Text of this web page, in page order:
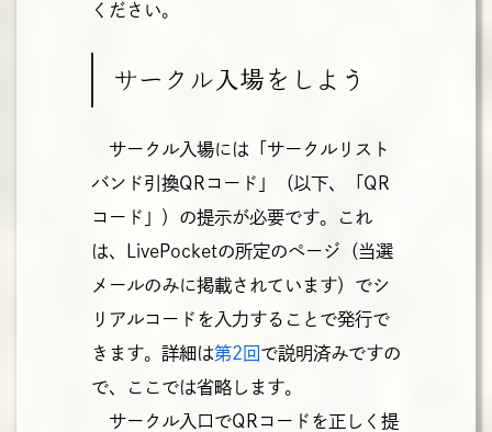
ください。
サークル入場をしよう
サークル入場には「サークルリスト
バンド引換QRコード」（以下、「QR
コード」）の提示が必要です。これ
は、LivePocketの所定のページ（当選
メールのみに掲載されています）でシ
リアルコードを入力することで発行で
きます。詳細は第2回 で説明済みですの
で、ここでは省略します。
サークル入口でQRコードを正しく提